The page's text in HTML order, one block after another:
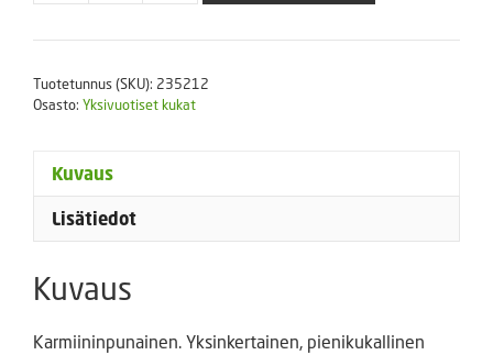
Carmine
p.
Tuotetunnus (SKU): 235212
Osasto: Yksivuotiset kukat
Kuvaus
Lisätiedot
Kuvaus
Karmiininpunainen. Yksinkertainen, pienikukallinen